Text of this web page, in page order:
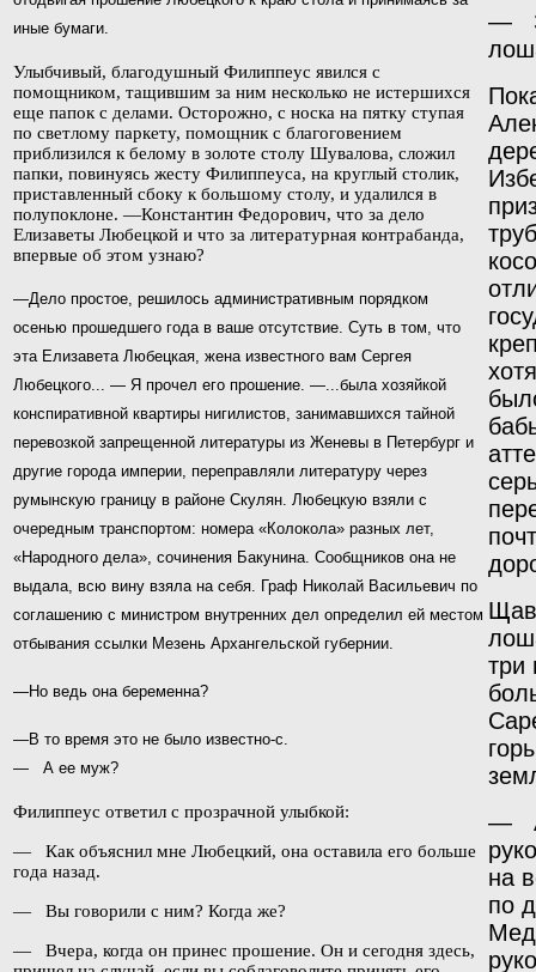
иные бумаги.
Улыбчивый, благодушный Филиппеус явился с
помощником, тащившим за ним несколько не истершихся
еще папок с делами. Осторожно, с носка на пятку ступая
по светлому паркету, помощник с благоговением
приблизился к белому в золоте столу Шувалова, сложил
папки, повинуясь жесту Филиппеуса, на круглый столик,
приставленный сбоку к большому столу, и удалился в
полупоклоне. —Константин Федорович, что за дело
Елизаветы Любецкой и что за литературная контрабанда,
впервые об этом узнаю?
—Дело простое, решилось административным порядком
осенью прошедшего года в ваше отсутствие. Суть в том, что
эта Елизавета Любецкая, жена известного вам Сергея
Любецкого... — Я прочел его прошение. —...была хозяйкой
конспиративной квартиры нигилистов, занимавшихся тайной
перевозкой запрещенной литературы из Женевы в Петербург и
другие города империи, переправляли литературу через
румынскую границу в районе Скулян. Любецкую взяли с
очередным транспортом: номера «Колокола» разных лет,
«Народного дела», сочинения Бакунина. Сообщников она не
выдала, всю вину взяла на себя. Граф Николай Васильевич по
соглашению с министром внутренних дел определил ей местом
отбывания ссылки Мезень Архангельской губернии.
—Но ведь она беременна?
—В то время это не было известно-с.
— А ее муж?
Филиппеус ответил с прозрачной улыбкой:
— Как объяснил мне Любецкий, она оставила его больше
года назад.
— Вы говорили с ним? Когда же?
— Вчера, когда он принес прошение. Он и сегодня здесь,
—
три
— А
на
по